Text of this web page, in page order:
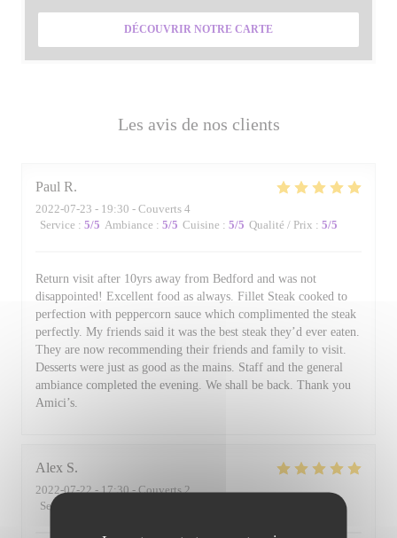
Les avis de nos clients
Paul R
2022-07-23 - 19:30 - Couverts 4
Service : 5/5 Ambiance : 5/5 Cuisine : 5/5 Qualité / Prix : 5/5
Return visit after 10yrs away from Bedford and was not
disappointed! Excellent food as always. Fillet Steak cooked to
perfection with peppercorn sauce which complimented the steak
perfectly. My friends said it was the best steak they’d ever eaten.
They are now recommending their friends and family to visit.
Desserts were just as good as the mains. Staff and the general
ambiance completed the evening. We shall be back. Thank you
Amici’s.
Alex S
2022-07-22- 17:30 - Couverts 2
Service
DÉCOUVRIR NOTRE CARTE